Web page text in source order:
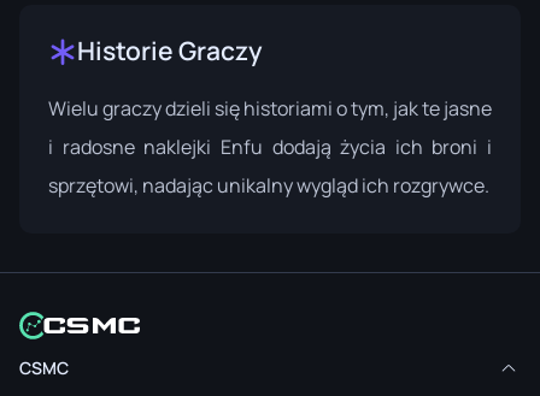
Historie Graczy
Wielu graczy dzieli się historiami o tym, jak te jasne
i radosne naklejki Enfu dodają życia ich broni i
sprzętowi, nadając unikalny wygląd ich rozgrywce.
CSMC